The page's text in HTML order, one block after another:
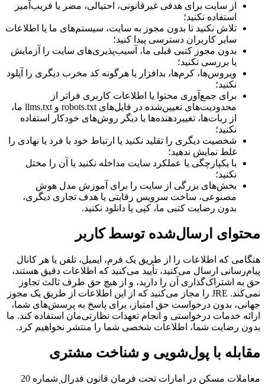
از سایت برای هدفی غیرقانونی، احتیالی، مضر یا فریب‌آمیز
استفاده نکنید؛
تلاش نکنید تا بدون مجوز به سایت، سیستم‌های ما یا اطلاعات
سایر کاربران دسترسی پیدا کنید؛
بدون مجوز کتبی قبلی ما، آسیب‌پذیری‌های سایت را آزمایش
یا بررسی نکنید؛
ویروس‌ها، کرم‌ها، بدافزار یا هرگونه کد مخرب دیگری را آپلود
نکنید؛
برای جمع‌آوری محتوا یا اطلاعات کاربری فراتر از
محدودیت‌های تعیین‌شده در فایل‌های robots.txt و llms.txt ما،
از ربات‌ها، تغییر‌دهنده‌ها یا دیگر روش‌های خودکار استفاده
نکنید؛
شخصیت دیگری را تقلید نکنید یا ارتباط خود با فرد یا نهادی را
غلط نمایش ندهید؛
با یکپارچگی یا عملکرد سایت مداخله نکنید یا آن را مختل
نکنید؛
بخش‌های بزرگی از سایت را برای آموزش مدل هوش
مصنوعی، ساخت سرویس رقابتی یا هدف تجاری دیگری،
بدون رضایت کتبی ما، کپی یا دانلود نکنید.
محتوای ارسال‌شده توسط کاربر
هنگامی که اطلاعات را از طریق یک فرم، ایمیل، تلفن یا هر کانال
پیام‌رسانی ارسال می‌کنید، تأیید می‌کنید که اطلاعات دقیق هستند،
حق به اشتراک‌گذاری آن را دارید، و از هیچ حق طرف ثالث تجاوز
نمی‌کند. JRE را مجاز می‌کنید که از این اطلاعات از طریق یک مجوز
جهانی، بدون درخواست حق امتیاز، برای پاسخ به پرسش‌های شما،
ارائه خدمات درخواستی و انجام تعهدات نظارتی‌مان استفاده کند. ما
بدون رضایت شما، اطلاعات شخصی شما را منتشر نخواهیم کرد.
مقابله با پول‌شویی و شناخت مشتری
معاملات مسکن در امارات تحت فرمان قانون فدرال شماره 20